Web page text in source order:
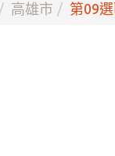
高雄市 第09